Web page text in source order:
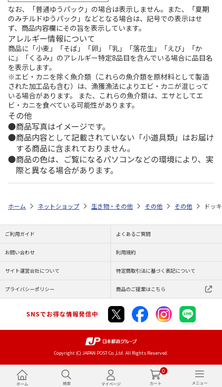
0
なお、「普通ゆうパック」の場合は表示しません。また、「夏期
のみチルドゆうパック」などとなる場合は、記号での表示はせ
ず、商品内容欄にその旨を表示しています。
アレルギー情報について
商品に「小麦」「そば」「卵」「乳」「落花生」「えび」「か
に」「くるみ」のアレルギー特定8品目を含んでいる場合に品目名
を表示します。
※エビ・カニを除く魚介類（これらの魚介類を原材料として製造
された加工品も含む）は、漁獲漁法によりエビ・カニが混じって
いる場合があります。 また、これらの魚介類は、エサとしてエ
ビ・カニを食べている可能性があります。
その他
商品写真はイメージです。
商品内容として記載されていない「小道具類」はお届け
する商品に含まれておりません。
商品の色は、ご覧になるパソコンなどの環境により、実
際と異なる場合があります。
ホーム ネットショップ 生き物・その他 その他 その他 ドッ
ご利用ガイド よくあるご質問
お問い合わせ 利用規約
サイト運営会社について 特定商取引法に基づく表記について
プライバシーポリシー 商品のご提案はこちら
SNSでお得な情報発信中
Copyright (C) JAPAN POST Co.,Ltd. All Rights Reserved.